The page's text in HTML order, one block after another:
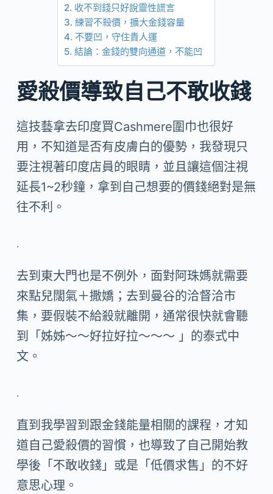
收不到錢只好說靈性謊言
練習不殺價，擴大金錢容量
不要凹，守住貴人運
結論：金錢的雙向通道，不能凹
愛殺價導致自己不敢收錢
這技藝拿去印度買Cashmere圍巾也很好
用，不知道是否有皮膚白的優勢，我發現只
要注視著印度店員的眼睛，並且讓這個注視
延長1~2秒鐘，拿到自己想要的價錢絕對是無
往不利。
.
去到東大門也是不例外，面對阿珠媽就需要
來點兒闊氣＋撒嬌；去到曼谷的洽督洽市
集，要假裝不給殺就離開，通常很快就會聽
到「姊姊～～好拉好拉～～～ 」的泰式中
文。
.
直到我學習到跟金錢能量相關的課程，才知
道自己愛殺價的習慣，也導致了自己開始教
學後「不敢收錢」或是「低價求售」的不好
意思心理。